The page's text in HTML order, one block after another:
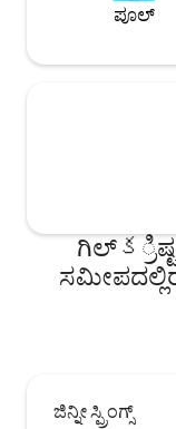
ಪೂಲ್
ಗಿಲ್‌క್ರಿಷ್ಟ
ಜಿನ್ನೀ ಸ್ಪ್ರಿಂಗ್ಸ್